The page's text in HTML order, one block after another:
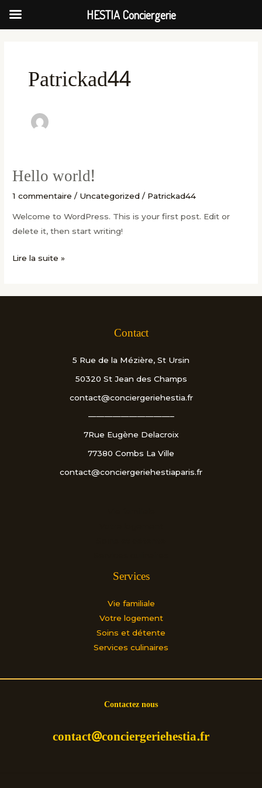
Patrickad44
Hello world!
1 commentaire / Uncategorized / Patrickad44
Welcome to WordPress. This is your first post. Edit or
delete it, then start writing!
Hello
Lire la suite »
Contact
5 Rue de la Mézière, St Ursin
50320 St Jean des Champs
contact@conciergeriehestia.fr
——————————–
7Rue Eugène Delacroix
77380 Combs La Ville
contact@conciergeriehestiaparis.fr
Services
Vie familiale
Votre logement
Soins et détente
Services culinaires
Contactez nous
contact@conciergeriehestia.fr
HESTIA Conciergerie